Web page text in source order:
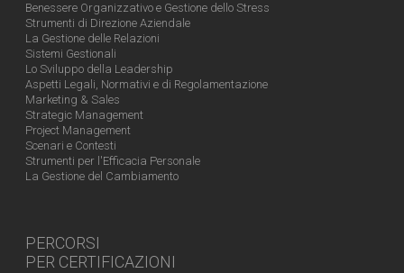
Benessere Organizzativo e Gestione dello Stress
Strumenti di Direzione Aziendale
La Gestione delle Relazioni
Sistemi Gestionali
Lo Sviluppo della Leadership
Aspetti Legali, Normativi e di Regolamentazione
Marketing & Sales
Strategic Management
Project Management
Scenari e Contesti
Strumenti per l'Efficacia Personale
La Gestione del Cambiamento
PERCORSI
PER CERTIFICAZIONI